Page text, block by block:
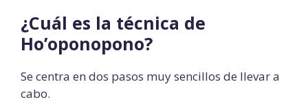
¿Cuál es la técnica de
Ho’oponopono?
Se centra en dos pasos muy sencillos de llevar a
cabo.